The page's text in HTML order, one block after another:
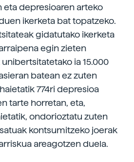
eta depresioaren arteko
ikerketa bat topatzeko.
gidatutako ikerketa
egin zieten
ia 15.000
batean ez zuten
774ri depresioa
tarte horretan, eta,
ondorioztatu zuten
kontsumitzeko joerak
areagotzen duela.